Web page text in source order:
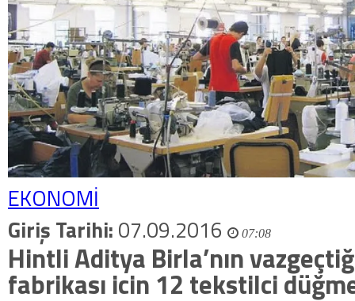
EKONOMİ
Giriş Tarihi: 07.09.2016 07:08
Hintli Aditya Birla’nın
fabrikası icin 12 tekstilci